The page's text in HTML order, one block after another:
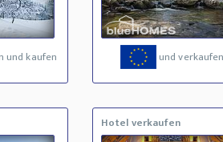
und kaufen und verkaufen
Hotel verkaufen